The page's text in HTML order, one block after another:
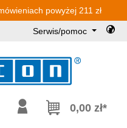
powyżej 211 zł
Serwis/pomoc
0 przedmioty na liście
0,00 zł*